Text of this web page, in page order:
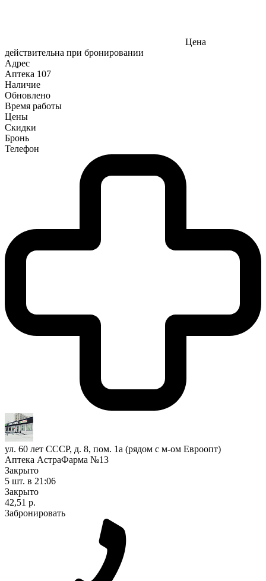
Цена
действительна при бронировании
Адрес
Аптека 107
Наличие
Обновлено
Время работы
Цены
Скидки
Бронь
Телефон
ул. 60 лет СССР, д. 8, пом. 1а (рядом с м-ом Евроопт)
Аптека АстраФарма №13
Закрыто
5 шт. в 21:06
Закрыто
42,51 р.
Забронировать